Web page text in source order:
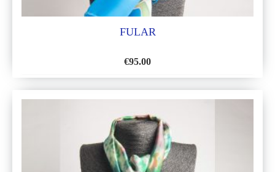
FULAR
€95.00
A
DE
DESEOS